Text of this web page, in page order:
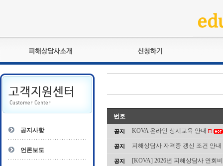
피해상담사란?
자격관리규정
상담사 자격증 확인
- 피해상담사 1급
- 전문수련감독자
- 전문수련기관
교육훈련
자격심사
자격복원
공지사항
언론보도
번호
공지 KOVA 온라인 상시교육 안내
공지 피해상담사 자격증 갱신 조건 안내
공지 [KOVA] 2026년 피해상담사 연회